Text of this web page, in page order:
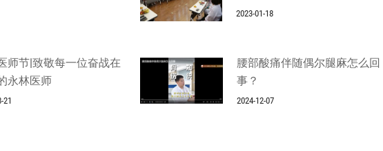
2023-01-18
师节|致敬每一位奋战在
永林医师
21
腰部酸痛伴随偶尔腿麻怎么回
事？
2024-12-07